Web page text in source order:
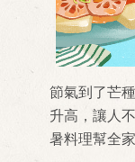
節氣到了芒
升高，讓人
暑料理幫全